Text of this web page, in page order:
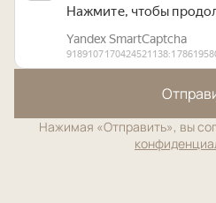
Нажимая «Отправить», вы